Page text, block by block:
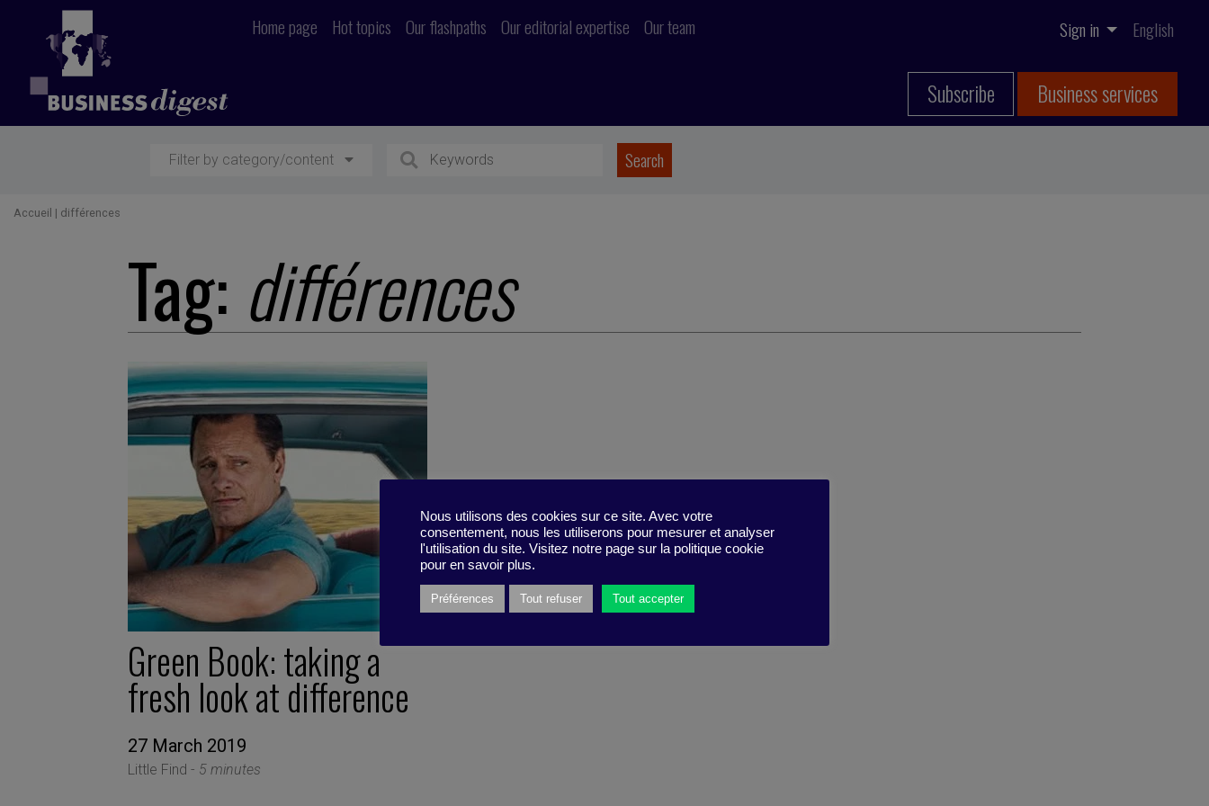
Home page Hot topics Our flashpaths Our editorial expertise Our team Sign in English
Subscribe Business services
Filter by category/content
Accueil | différences
Tag: différences
Green Book: taking a
fresh look at difference
27 March 2019
Little Find - 5 minutes
Nous utilisons des cookies sur ce site. Avec votre
consentement, nous les utiliserons pour mesurer et analyser
l'utilisation du site. Visitez notre page sur la politique cookie
pour en savoir plus.
Préférences Tout refuser Tout accepter